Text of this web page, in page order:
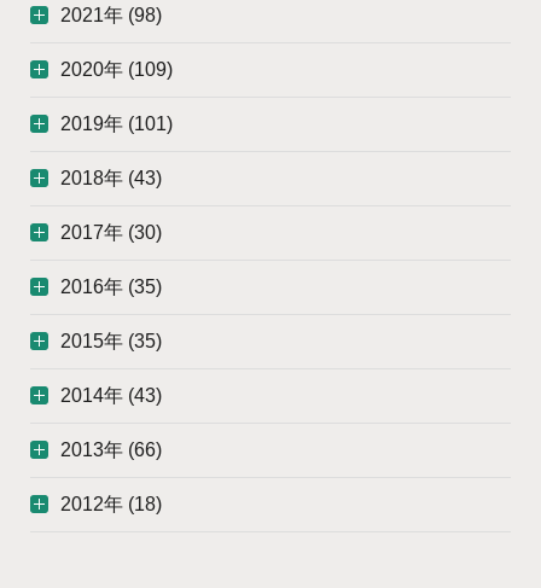
2021年 (98)
2020年 (109)
2019年 (101)
2018年 (43)
2017年 (30)
2016年 (35)
2015年 (35)
2014年 (43)
2013年 (66)
2012年 (18)